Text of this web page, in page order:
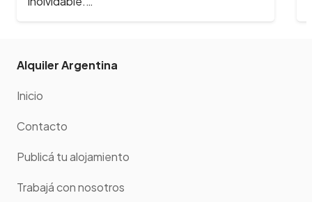
Alquiler Argentina
Inicio
Contacto
Publicá tu alojamiento
Trabajá con nosotros